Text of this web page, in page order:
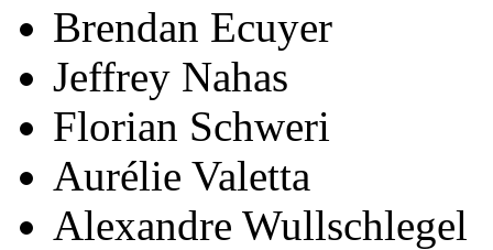
Brendan Ecuyer
Jeffrey Nahas
Florian Schweri
Aurélie Valetta
Alexandre Wullschlegel